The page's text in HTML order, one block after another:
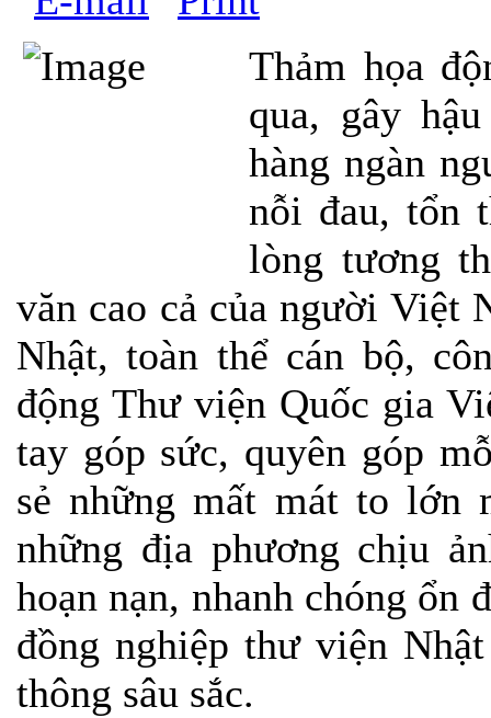
Thảm họa
qua, gây
hàng ngàn
nỗi đau, tổn
lòng tương
văn cao cả của người Việt
Nhật,toàn thể cán bộ,
động Thư viện Quốc gia
tay góp sức, quyên góp
sẻ những mất mát to lớn
những địa phương chịu
hoạn nạn, nhanh chóng ổn
đồng nghiệp thư viện
thông sâu sắc.